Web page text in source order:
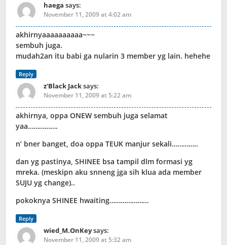
haega says:
November 11, 2009 at 4:02 am
akhirnyaaaaaaaaaa~~~
sembuh juga.
mudah2an itu babi ga nularin 3 member yg lain. hehehe
Reply
z'Black Jacksays:
November 11, 2009 at 5:22 am
akhirnya, oppa ONEW sembuh juga selamat
yaa…………….
n’ bner banget, doa oppa TEUK manjur sekali…………..
dan yg pastinya, SHINEE bsa tampil dlm formasi yg
mreka. (meskipn aku snneng jga sih klua ada member
SUJU yg change)..
pokoknya SHINEE hwaiting…………………
Reply
wied_M.OnKeysays:
November 11, 2009 at 5:32 am